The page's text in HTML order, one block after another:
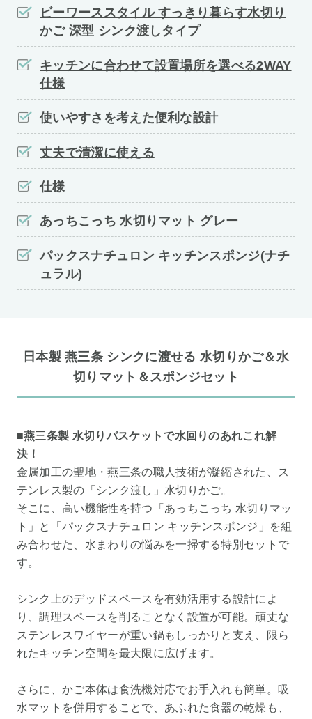
ビーワーススタイル すっきり暮らす水切り
かご 深型 シンク渡しタイプ
キッチンに合わせて設置場所を選べる2WAY
仕様
使いやすさを考えた便利な設計
丈夫で清潔に使える
仕様
あっちこっち 水切りマット グレー
パックスナチュロン キッチンスポンジ(ナチ
ュラル)
日本製 燕三条 シンクに渡せる 水切りかご＆水
切りマット＆スポンジセット
■燕三条製 水切りバスケットで水回りのあれこれ解
決！
金属加工の聖地・燕三条の職人技術が凝縮された、ス
テンレス製の「シンク渡し」水切りかご。
そこに、高い機能性を持つ「あっちこっち 水切りマッ
ト」と「パックスナチュロン キッチンスポンジ」を組
み合わせた、水まわりの悩みを一掃する特別セットで
す。
シンク上のデッドスペースを有効活用する設計によ
り、調理スペースを削ることなく設置が可能。頑丈な
ステンレスワイヤーが重い鍋もしっかりと支え、限ら
れたキッチン空間を最大限に広げます。
さらに、かご本体は食洗機対応でお手入れも簡単。吸
水マットを併用することで、あふれた食器の乾燥も、